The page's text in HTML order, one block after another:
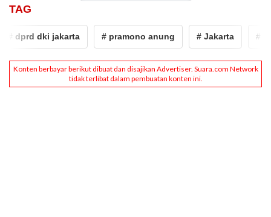
TAG
dki jakarta # pramono anung # Jakarta #